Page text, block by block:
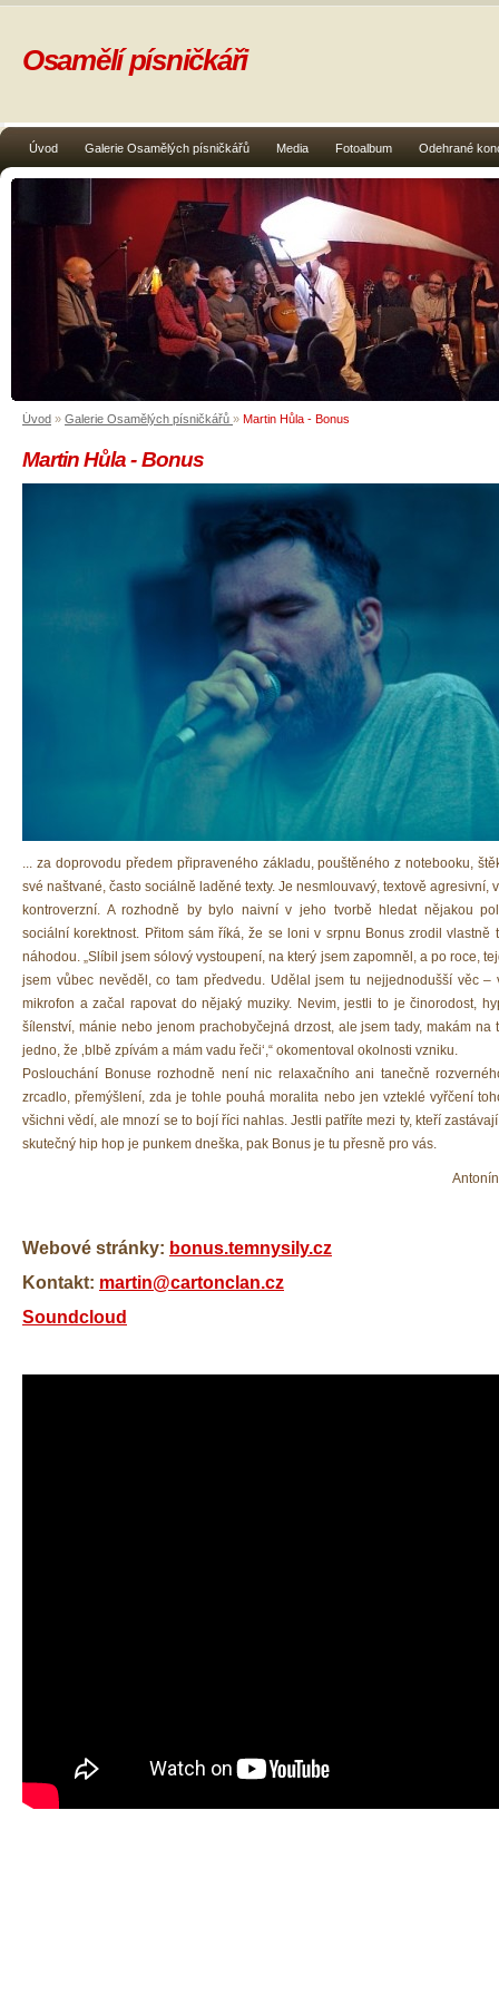
Úvod Galerie Osamělých písničkářů Media Fotoalbum Odehrané
Osamělí písničkáři
Úvod » Galerie Osamělých písničkářů » Martin Hůla - Bonus
Martin Hůla - Bonus
... za doprovodu předem připraveného základu, pouštěného z notebooku,
své naštvané, často sociálně laděné texty. Je nesmlouvavý, textově agresivní,
kontroverzní. A rozhodně by bylo naivní v jeho tvorbě hledat nějakou
sociální korektnost. Přitom sám říká, že se loni v srpnu Bonus zrodil vlastně
náhodou. „Slíbil jsem sólový vystoupení, na který jsem zapomněl, a po roce,
jsem vůbec nevěděl, co tam předvedu. Udělal jsem tu nejjednodušší věc –
mikrofon a začal rapovat do nějaký muziky. Nevim, jestli to je činorodost,
šílenství, mánie nebo jenom prachobyčejná drzost, ale jsem tady, makám na
jedno, že ‚blbě zpívám a mám vadu řeči‘,“ okomentoval okolnosti vzniku.
Poslouchání Bonuse rozhodně není nic relaxačního ani tanečně
zrcadlo, přemýšlení, zda je tohle pouhá moralita nebo jen vzteklé vyřčení
všichni vědí, ale mnozí se to bojí říci nahlas. Jestli patříte mezi ty, kteří
skutečný hip hop je punkem dneška, pak Bonus je tu přesně pro vás.
Webové stránky: bonus.temnysily.cz
Kontakt: martin@cartonclan.cz
Soundcloud